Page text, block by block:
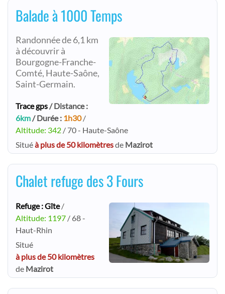
Balade à 1000 Temps
Randonnée de 6,1 km
à découvrir à
Bourgogne-Franche-
Comté, Haute-Saône,
Saint-Germain.
Trace gps/ Distance :
6km/ Durée : 1h30/
Altitude: 342 / 70 - Haute-Saône
Situéà plus de 50 kilomètresde Mazirot
Chalet refuge des 3 Fours
Refuge : Gîte/
Altitude: 1197 / 68 -
Haut-Rhin
Situé
à plus de 50 kilomètres
de Mazirot